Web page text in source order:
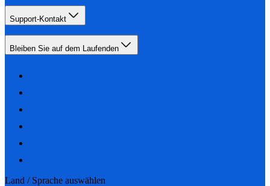
Support-Kontakt
Bleiben Sie auf dem Laufenden
Land / Sprache auswählen